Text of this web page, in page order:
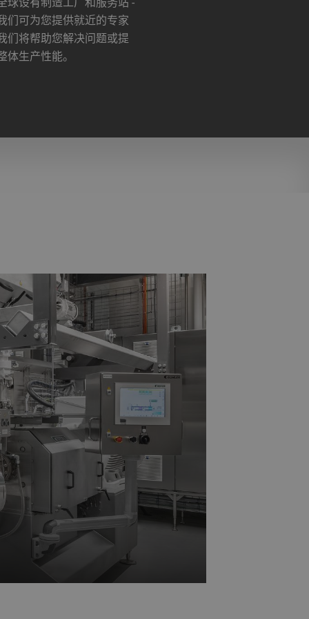
们可为您提供就近的专家
们将帮助您解决问题或提
体生产性能。
是针对食品应用的试验性工厂，